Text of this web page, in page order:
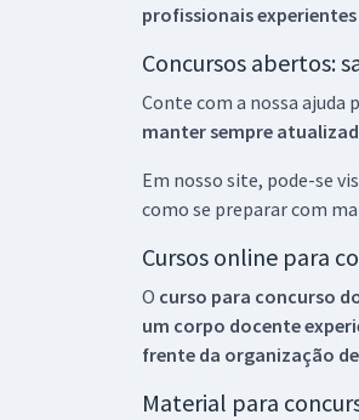
profissionais
Concursos abertos:
Conte com a nossa ajuda
manter sempre
Em nosso site, pode-se
como se preparar com
Cursos online para
O curso para concurso
um corpo docente
frente da organização
Material para